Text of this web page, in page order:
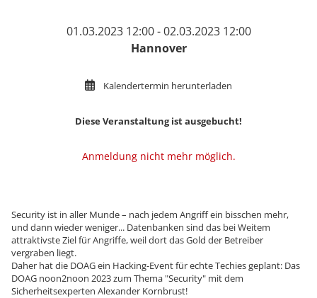
01.03.2023 12:00 - 02.03.2023 12:00
Hannover
Kalendertermin herunterladen
Diese Veranstaltung ist ausgebucht!
Anmeldung nicht mehr möglich.
Security ist in aller Munde – nach jedem Angriff ein bisschen mehr,
und dann wieder weniger... Datenbanken sind das bei Weitem
attraktivste Ziel für Angriffe, weil dort das Gold der Betreiber
vergraben liegt.
Daher hat die DOAG ein Hacking-Event für echte Techies geplant: Das
DOAG noon2noon 2023 zum Thema "Security" mit dem
Sicherheitsexperten Alexander Kornbrust!